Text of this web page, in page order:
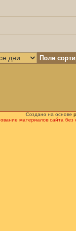
Поле
Создано на основе
материалов сайта